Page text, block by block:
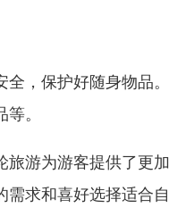
全，保护好随身物品
。
旅游为游客提供了更
需求和喜好选择适合